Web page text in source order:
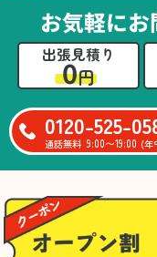
お気軽にお
出張見積り
0円
0120-525-
通話無料 9:00〜19:00 (年